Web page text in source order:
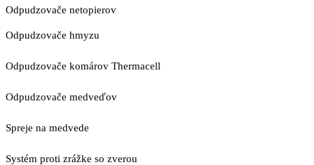
Odpudzovače netopierov
Odpudzovače hmyzu
Odpudzovače komárov Thermacell
Odpudzovače medveďov
Spreje na medvede
Systém proti zrážke so zverou